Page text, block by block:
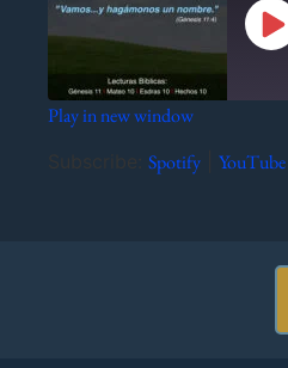
Play in new window
Spotify YouTube